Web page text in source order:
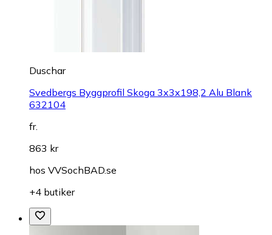
Duschar
Svedbergs Byggprofil Skoga 3x3x198,2 Alu Blank
632104
fr.
863 kr
hos VVSochBAD.se
+4 butiker